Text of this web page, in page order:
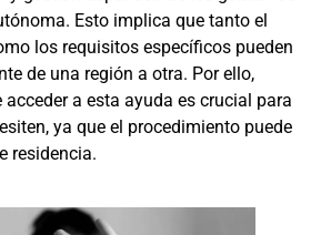
Esto implica que tanto el
los requisitos específicos pueden
de una región a otra. Por ello,
a esta ayuda es crucial para
ya que el procedimiento puede
residencia.